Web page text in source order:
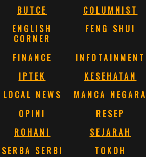
BUTCE
COLUMNIST
ENGLISH
CORNER
FENG SHUI
FINANCE
INFOTAINMENT
IPTEK
KESEHATAN
LOCAL NEWS
MANCA NEGARA
OPINI
RESEP
ROHANI
SEJARAH
SERBA SERBI
TOKOH